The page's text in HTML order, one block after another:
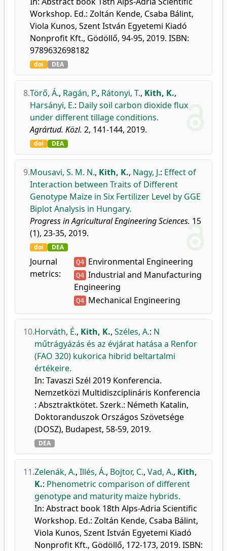
Workshop. Ed.: Zoltán Kende, Csaba Bálint,
Viola Kunos, Szent István Egyetemi Kiadó
Nonprofit Kft., Gödöllő, 94-95, 2019. ISBN:
9789632698182
doi DEA
8.Törő, Á., Ragán, P., Rátonyi, T., Kith, K.,
Harsányi, E.: Daily soil carbon dioxide flux
under different tillage conditions.
Agrártud. Közl. 2, 141-144, 2019.
doi DEA
9.Mousavi, S. M. N., Kith, K., Nagy, J.: Effect of
Interaction between Traits of Different
Genotype Maize in Six Fertilizer Level by GGE
Biplot Analysis in Hungary.
Progress in Agricultural Engineering Sciences. 15
(1), 23-35, 2019.
doi DEA
Journal
metrics:
Q4 Environmental Engineering
Q4 Industrial and Manufacturing
Engineering
Q4 Mechanical Engineering
10.Horváth, É., Kith, K., Széles, A.: N
műtrágyázás és az évjárat hatása a Renfor
(FAO 320) kukorica hibrid beltartalmi
értékeire.
In: Tavaszi Szél 2019 Konferencia.
Nemzetközi Multidiszciplináris Konferencia
: Absztraktkötet. Szerk.: Németh Katalin,
Doktoranduszok Országos Szövetsége
(DOSZ), Budapest, 58-59, 2019.
DEA
11.Zelenák, A., Illés, Á., Bojtor, C., Vad, A., Kith,
K.: Phenometric comparison of different
genotype and maturity maize hybrids.
In: Abstract book 18th Alps-Adria Scientific
Workshop. Ed.: Zoltán Kende, Csaba Bálint,
Viola Kunos, Szent István Egyetemi Kiadó
Nonprofit Kft., Gödöllő, 172-173, 2019. ISBN: